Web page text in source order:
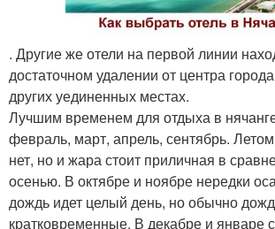
. Другие же отели на первой линии
достаточном удалении от центра
других уединенных местах.
Лучшим временем для отдыха в
февраль, март, апрель, сентябрь.
нет, но и жара стоит приличная в
осенью. В октябре и ноябре нередки
дождь идет целый день, но обычно
кратковременные. В декабре и январе